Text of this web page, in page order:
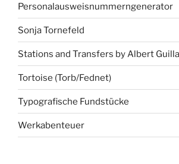
Personalausweisnummerngenerator
Sonja Tornefeld
Stations and Transfers by Albert
Tortoise (Torb/Fednet)
Typografische Fundstücke
Werkabenteuer